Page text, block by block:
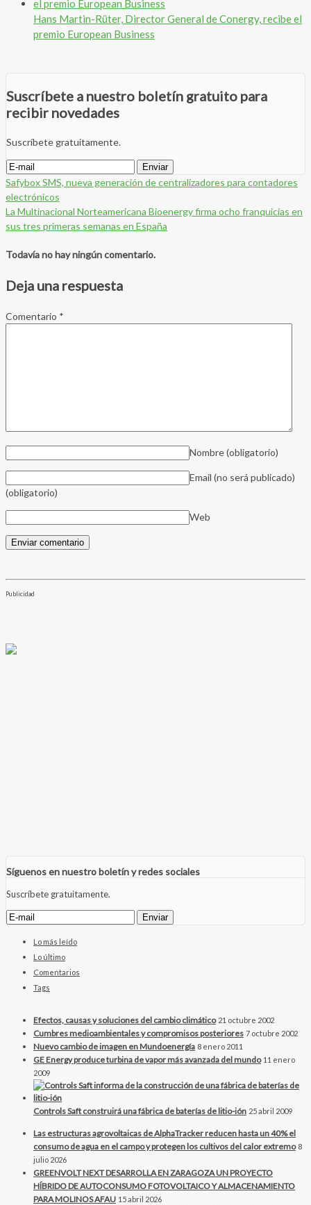
Hans Martin-Rüter, Director General de Conergy, recibe el
premio European Business
Suscríbete a nuestro boletín gratuito para
recibir novedades
Suscríbete gratuitamente.
Safybox SMS, nueva generación de centralizadores para contadores
electrónicos
La Multinacional Norteamericana Bioenergy firma ocho franquicias en
sus tres primeras semanas en España
Todavía no hay ningún comentario.
Deja una respuesta
Comentario *
Nombre(obligatorio)
Email (no será publicado)
(obligatorio)
Web
Publicidad
Síguenos en nuestro boletín y redes sociales
Suscríbete gratuitamente.
Lo más leído
Lo último
Comentarios
Tags
Efectos, causas y soluciones del cambio climático 21 octubre 2002
Cumbres medioambientales y compromisos posteriores 7 octubre 2002
Nuevo cambio de imagen en Mundoenergía 8 enero 2011
GE Energy produce turbina de vapor más avanzada del mundo 11 enero
2009
Controls Saft construirá una fábrica de baterías de litio-ión 25 abril 2009
Las estructuras agrovoltaicas de AlphaTracker reducen hasta un 40% el
consumo de agua en el campo y protegen los cultivos del calor extremo 8
julio 2026
GREENVOLT NEXT DESARROLLA EN ZARAGOZA UN PROYECTO
HÍBRIDO DE AUTOCONSUMO FOTOVOLTAICO Y ALMACENAMIENTO
PARA MOLINOS AFAU 15 abril 2026